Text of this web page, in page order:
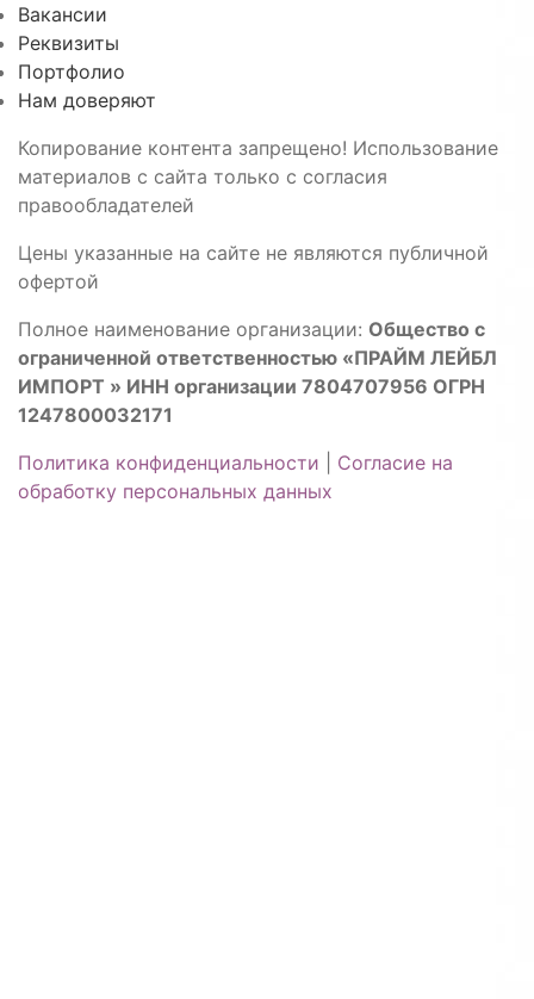
Вакансии
Реквизиты
Портфолио
Нам доверяют
Копирование контента запрещено! Использование
материалов с сайта только с согласия
правообладателей
Цены указанные на сайте не являются публичной
офертой
Полное наименование организации: Общество с
ограниченной ответственностью «ПРАЙМ ЛЕЙБЛ
ИМПОРТ » ИНН организации 7804707956 ОГРН
1247800032171
Политика конфиденциальности
Согласие на
обработку персональных данных